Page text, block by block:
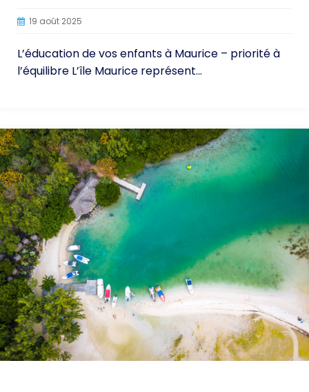
19 août 2025
L’éducation de vos enfants à Maurice – priorité à
l’équilibre L’île Maurice représent...